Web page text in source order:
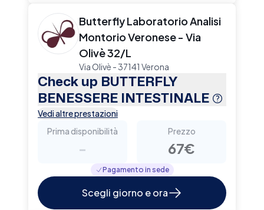
Butterfly Laboratorio Analisi
Montorio Veronese - Via
Olivè 32/L
Via Olivè - 37141 Verona
Check up BUTTERFLY
BENESSERE INTESTINALE
Vedi altre prestazioni
Prima disponibilità
-
Prezzo
67€
Pagamento in sede
Scegli giorno e ora